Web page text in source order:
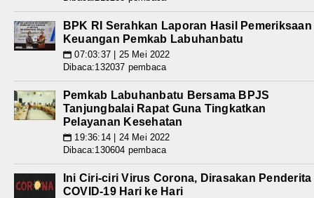
BPK RI Serahkan Laporan Hasil Pemeriksaan
Keuangan Pemkab Labuhanbatu
📅 07:03:37 | 25 Mei 2022
Dibaca:132037 pembaca
Pemkab Labuhanbatu Bersama BPJS
Tanjungbalai Rapat Guna Tingkatkan
Pelayanan Kesehatan
📅 19:36:14 | 24 Mei 2022
Dibaca:130604 pembaca
Ini Ciri-ciri Virus Corona, Dirasakan Penderita
COVID-19 Hari ke Hari